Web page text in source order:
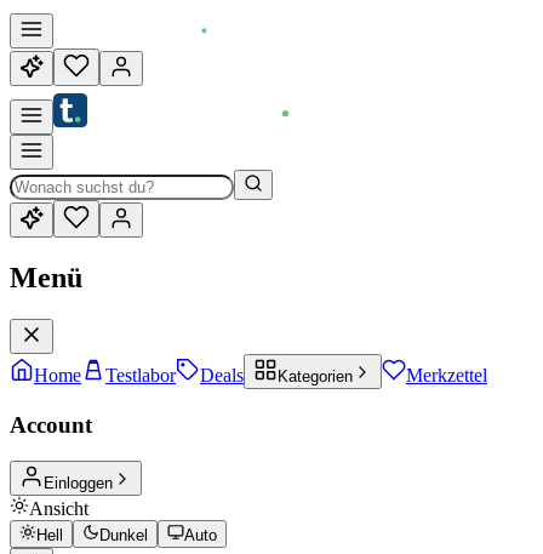
Menü
Home Testlabor Deals Kategorien Merkzettel
Account
Einloggen
Ansicht
Hell Dunkel Auto